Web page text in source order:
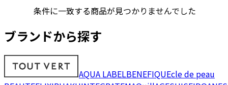
条件に一致する商品が見つかりませんでした
ブランドから探す
AQUA LABELBENEFIQUEcle de peau